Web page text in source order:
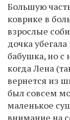
Большую
коврике в
взрослые
дочка
бабушка, но с
когда Лена
вернется из
был совсем
маленькое
внимание на